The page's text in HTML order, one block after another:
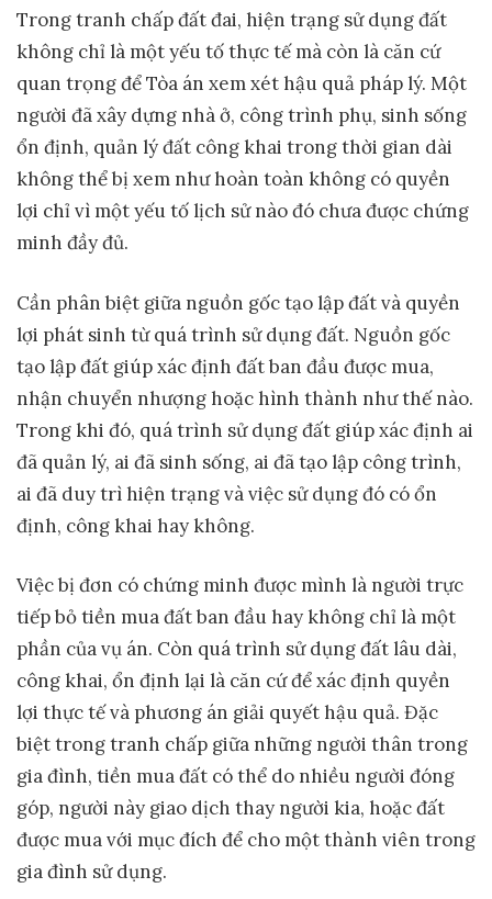
Trong tranh chấp đất đai, hiện trạng sử dụng đất
không chỉ là một yếu tố thực tế mà còn là căn cứ
quan trọng để Tòa án xem xét hậu quả pháp lý. Một
người đã xây dựng nhà ở, công trình phụ, sinh sống
ổn định, quản lý đất công khai trong thời gian dài
không thể bị xem như hoàn toàn không có quyền
lợi chỉ vì một yếu tố lịch sử nào đó chưa được chứng
minh đầy đủ.
Cần phân biệt giữa nguồn gốc tạo lập đất và quyền
lợi phát sinh từ quá trình sử dụng đất. Nguồn gốc
tạo lập đất giúp xác định đất ban đầu được mua,
nhận chuyển nhượng hoặc hình thành như thế nào.
Trong khi đó, quá trình sử dụng đất giúp xác định ai
đã quản lý, ai đã sinh sống, ai đã tạo lập công trình,
ai đã duy trì hiện trạng và việc sử dụng đó có ổn
định, công khai hay không.
Việc bị đơn có chứng minh được mình là người trực
tiếp bỏ tiền mua đất ban đầu hay không chỉ là một
phần của vụ án. Còn quá trình sử dụng đất lâu dài,
công khai, ổn định lại là căn cứ để xác định quyền
lợi thực tế và phương án giải quyết hậu quả. Đặc
biệt trong tranh chấp giữa những người thân trong
gia đình, tiền mua đất có thể do nhiều người đóng
góp, người này giao dịch thay người kia, hoặc đất
được mua với mục đích để cho một thành viên trong
gia đình sử dụng.